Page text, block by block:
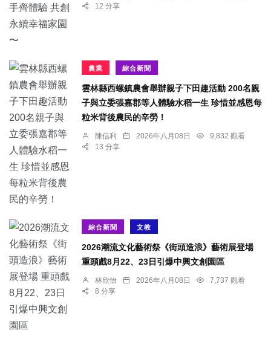
12 分享
農業 綜合新聞
雲林縣西螺鎮農會舉辦親子下田趣活動 200名親
子與立委張嘉郡等人體驗水稻一生 珍惜並感恩每
粒米背後農民的辛勞！
陳信利 2026年八月08日
9,832 觀看
13 分享
綜合新聞 文教
2026潮流文化藝術祭《街頭造浪》藝術展登場
重頭戲8月22、23日引爆中興文創園區
林欣怡 2026年八月08日
7,737 觀看
8 分享